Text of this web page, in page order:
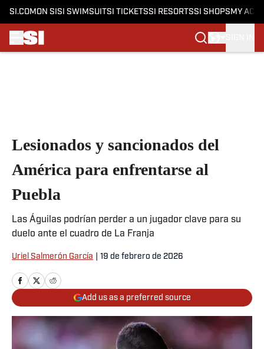
SI.COM ON SI SI SWIMSUITSI TICKETSSI RESORTSSI SHOPS MY
Lesionados y sancionados del
América para enfrentarse al
Puebla
Las Águilas podrían perder a un jugador clave para su
duelo ante el cuadro de La Franja
Uriel Salmerón García 19 de febrero de 2026
Add us as a preferred source